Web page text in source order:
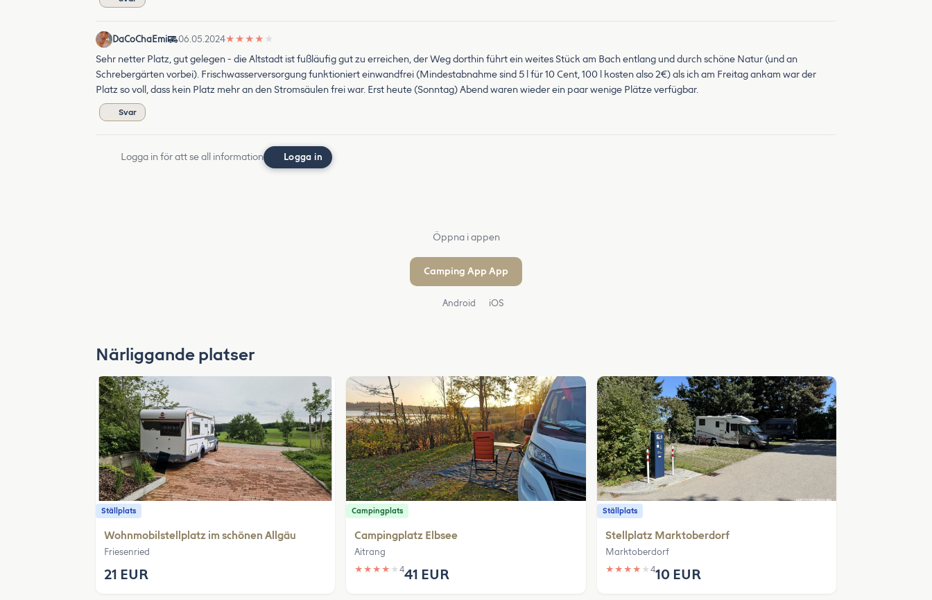
DaCoChaEmi 06.05.2024★ ★ ★ ★ ★
Sehr netter Platz, gut gelegen - die Altstadt ist fußläufig gut zu erreichen, der Weg dorthin führt ein weites Stück am Bach entlang und durch schöne Natur (und an
Schrebergärten vorbei). Frischwasserversorgung funktioniert einwandfrei (Mindestabnahme sind 5 l für 10 Cent, 100 l kosten also 2€) als ich am Freitag ankam war der
Platz so voll, dass kein Platz mehr an den Stromsäulen frei war. Erst heute (Sonntag) Abend waren wieder ein paar wenige Plätze verfügbar.
Svar
Logga in för att se all information Logga in
Öppna i appen
Camping App App
Android iOS
Närliggande platser
Ställplats
Wohnmobilstellplatz im schönen Allgäu
Friesenried
21 EUR
Campingplats
Campingplatz Elbsee
Aitrang
★ ★ ★ ★ ★441 EUR
Ställplats
Stellplatz Marktoberdorf
Marktoberdorf
★ ★ ★ ★ ★ 410 EUR